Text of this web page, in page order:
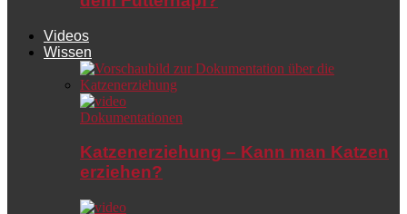
Videos
Wissen
Dokumentationen
Katzenerziehung – Kann man Katzen
erziehen?